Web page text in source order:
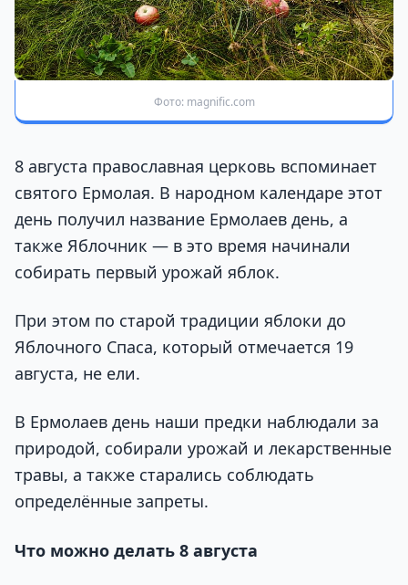
Фото: magnific.com
8 августа православная церковь вспоминает
святого Ермолая. В народном календаре этот
день получил название Ермолаев день, а
также Яблочник — в это время начинали
собирать первый урожай яблок.
При этом по старой традиции яблоки до
Яблочного Спаса, который отмечается 19
августа, не ели.
В Ермолаев день наши предки наблюдали за
природой, собирали урожай и лекарственные
травы, а также старались соблюдать
определённые запреты.
Что можно делать 8 августа